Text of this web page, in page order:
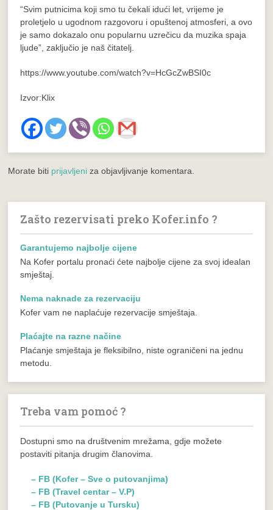
“Svim putnicima koji smo tu čekali idući let, vrijeme je
proletjelo u ugodnom razgovoru i opuštenoj atmosferi, a ovo
je samo dokazalo onu popularnu uzrečicu da muzika spaja
ljude”, zaključio je naš čitatelj.
https://www.youtube.com/watch?v=HcGcZwBSI0c
Izvor:Klix
Morate biti prijavljeni za objavljivanje komentara.
Zašto rezervisati preko Kofer.info ?
Garantujemo najbolje cijene
Na Kofer portalu pronaći ćete najbolje cijene za svoj idealan
smještaj.
Nema naknade za rezervaciju
Kofer vam ne naplaćuje rezervacije smještaja.
Plaćajte na razne načine
Plaćanje smještaja je fleksibilno, niste ograničeni na jednu
metodu.
Treba vam pomoć ?
Dostupni smo na društvenim mrežama, gdje možete
postaviti pitanja drugim članovima.
– FB (Kofer – Sve o putovanjima)
– FB (Travel centar – V.P)
– FB (Putovanje u Tursku)